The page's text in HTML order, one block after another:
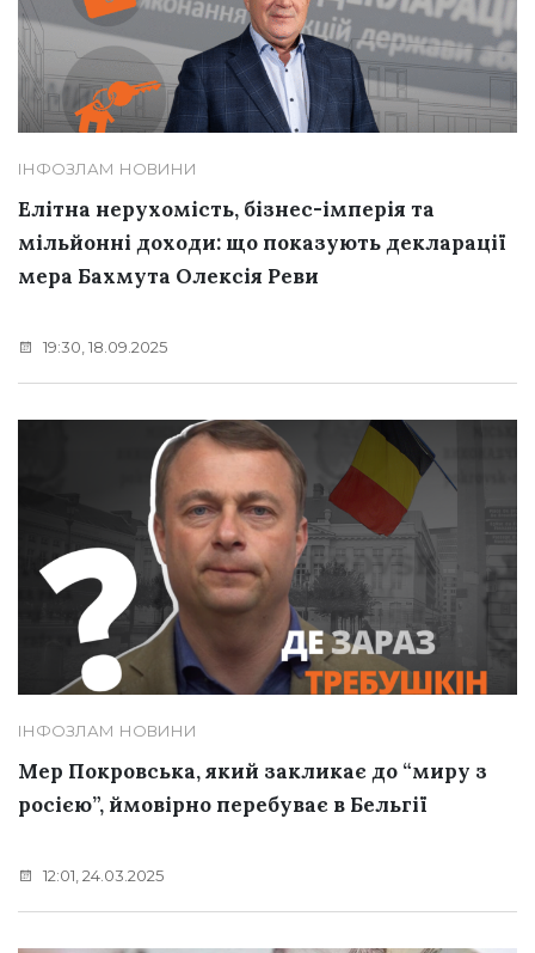
ІНФОЗЛАМ НОВИНИ
Елітна нерухомість, бізнес-імперія та
мільйонні доходи: що показують декларації
мера Бахмута Олексія Реви
19:30, 18.09.2025
ІНФОЗЛАМ НОВИНИ
Мер Покровська, який закликає до “миру з
росією”, ймовірно перебуває в Бельгії
12:01, 24.03.2025